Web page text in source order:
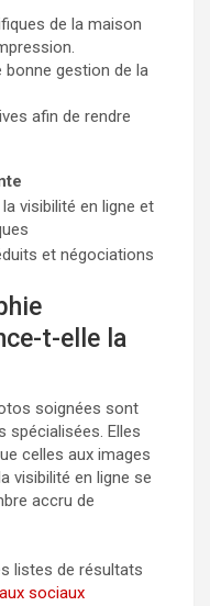
de la maison
bonne gestion de la
afin de rendre
visibilité en ligne et
et négociations
t-elle la
soignées sont
spécialisées. Elles
celles aux images
visibilité en ligne se
accru de
listes de résultats
sociaux